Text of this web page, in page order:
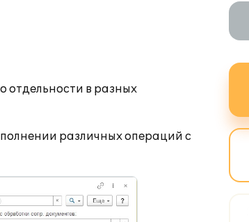
отдельности в разных
различных операций с